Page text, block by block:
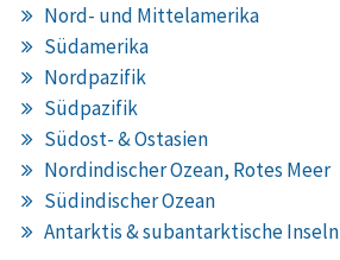
Nord- und Mittelamerika
Südamerika
Nordpazifik
Südpazifik
Südost- & Ostasien
Nordindischer Ozean, Rotes Meer
Südindischer Ozean
Antarktis & subantarktische Inseln